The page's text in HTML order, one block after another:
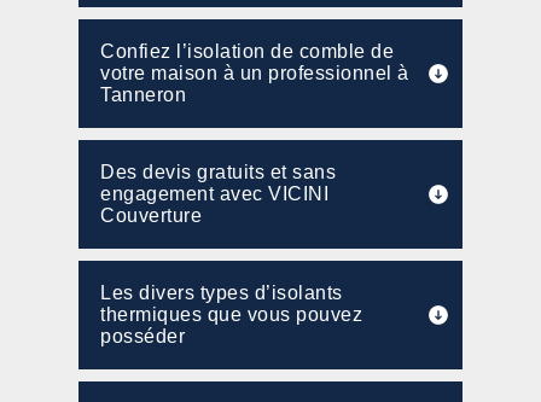
Confiez l’isolation de comble de
votre maison à un professionnel à
Tanneron
Des devis gratuits et sans
engagement avec VICINI
Couverture
Les divers types d’isolants
thermiques que vous pouvez
posséder